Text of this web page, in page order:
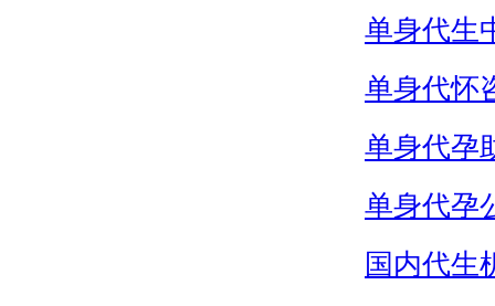
单身代生
单身代怀
单身代孕
单身代孕
国内代生